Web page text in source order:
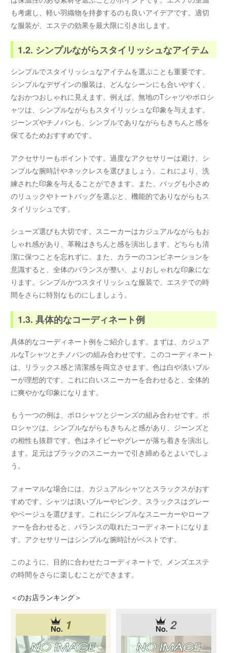
も考慮し、軽い羽織物を持参するのも良いアイデアです。適切
な服装が、エステの効果を最大限に引き出します。
1.2. シンプルながらスタイリッシュなアイテム
シンプルでスタイリッシュなアイテムを選ぶことも重要です。
シンプルなデザインの服装は、どんなシーンにも合いやすく、
なおかつおしゃれに見えます。例えば、無地のTシャツやポロシ
ャツは、シンプルながらもスタイリッシュな印象を与えます。
ジーンズやチノパンも、シンプルでありながらもきちんと感を
保てるためおすすめです。
アクセサリーもポイントです。過度なアクセサリーは避け、シ
ンプルな腕時計やネックレスを選びましょう。これにより、洗
練された印象を与えることができます。また、バッグも小さめ
のリュックやトートバッグを選ぶと、機能的でありながらもス
タイリッシュです。
シューズ選びも大切です。スニーカーはカジュアルながらもお
しゃれ感があり、革靴はきちんと感を演出します。どちらも清
潔に保つことを忘れずに。また、カラーのコンビネーションを
意識すると、全体のバランスが整い、よりおしゃれな印象にな
ります。シンプルかつスタイリッシュな服装で、エステでの時
間をさらに特別なものにしましょう。
1.3. 具体的なコーディネート例
具体的なコーディネート例をご紹介します。まずは、カジュア
ルなTシャツとチノパンの組み合わせです。このコーディネート
は、リラックス感と清潔感を両立させます。色は白や淡いブル
ーが理想的です。これに白いスニーカーを合わせると、全体的
に爽やかな印象になります。
もう一つの例は、ポロシャツとジーンズの組み合わせです。ポ
ロシャツは、シンプルながらもきちんと感があり、ジーンズと
の相性も抜群です。色はネイビーやグレーが落ち着きを演出し
ます。足元はブラックのスニーカーで引き締めるとよいでしょ
う。
フォーマルな場合には、カジュアルシャツとスラックスがおす
すめです。シャツは淡いブルーやピンク、スラックスはグレー
やベージュを選びます。これにシンプルなスニーカーやローフ
ァーを合わせると、バランスの取れたコーディネートになりま
す。アクセサリーはシンプルな腕時計がベストです。
このように、目的に合わせたコーディネートで、メンズエステ
の時間をさらに楽しむことができます。
＜のお店ランキング＞
1 2